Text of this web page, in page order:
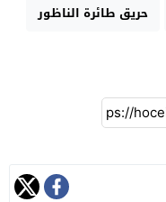
حريق طائرة الناظور